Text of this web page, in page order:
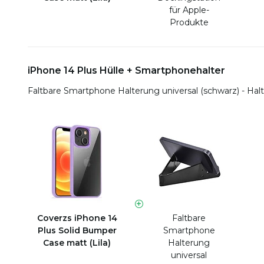
für Apple-
Produkte
iPhone 14 Plus Hülle + Smartphonehalter
Faltbare Smartphone Halterung universal (schwarz) -
Coverzs iPhone 14
Plus Solid Bumper
Case matt (Lila)
Faltbare
Smartphone
Halterung
universal